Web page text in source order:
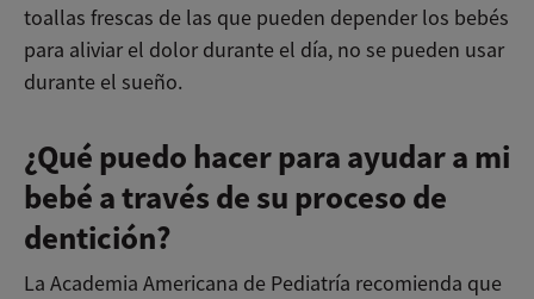
toallas frescas de las que pueden depender los bebés
para aliviar el dolor durante el día, no se pueden usar
durante el sueño.
¿Qué puedo hacer para ayudar a mi
bebé a través de su proceso de
dentición?
La Academia Americana de Pediatría recomienda que